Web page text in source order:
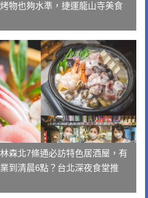
物也夠水準，捷運龍山寺美食
森北7條通必訪特色居酒屋，有
到清晨6點？台北深夜食堂推